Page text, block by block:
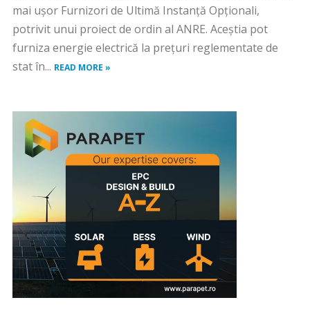
mai uşor Furnizori de Ultimă Instanţă Opţionali,
potrivit unui proiect de ordin al ANRE. Aceştia pot
furniza energie electrică la preţuri reglementate de
stat în... READ MORE »